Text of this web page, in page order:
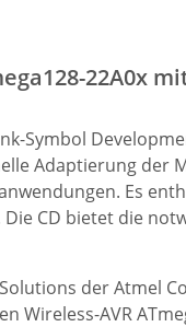
22A0x
Symbol
Adaptierung der
Es
CD bietet die
der Atmel
AVR